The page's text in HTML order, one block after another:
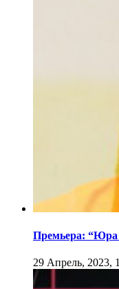
Премьера: “Юра
29 Апрель, 2023,